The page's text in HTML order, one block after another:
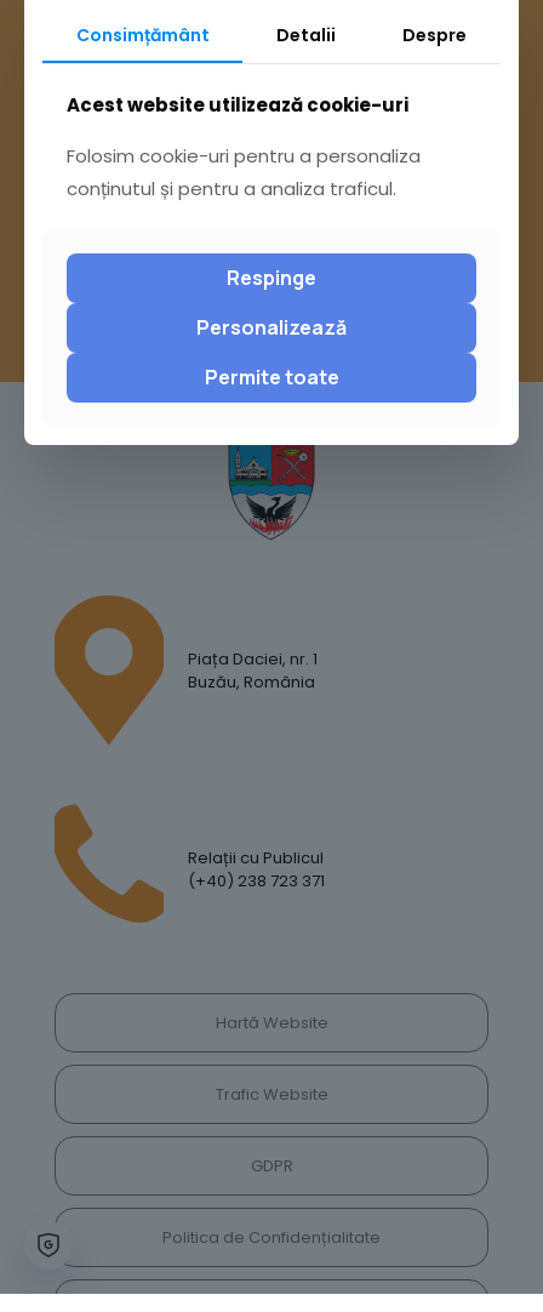
Ai întrebări? Accesează
sau trimite o sesizare pe Buzău City
Piața Daciei, nr. 1
Buzău, România
Relații cu Publicul
(+40) 238 723 371
Hartă Website
Trafic Website
GDPR
Politica de Confidențialitate
Consimțământ Detalii Despre
Acest website utilizează cookie-uri
Folosim cookie-uri pentru a personaliza
conținutul și pentru a analiza traficul.
Respinge
Personalizează
Permite toate